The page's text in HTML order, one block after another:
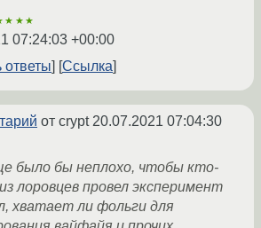
07:24:03 +00:00
ответы
Ссылка
от crypt20.07.2021 07:04:30
было бы неплохо, чтобы кто-
лоровцев провел эксперимент
хватает ли фольги для